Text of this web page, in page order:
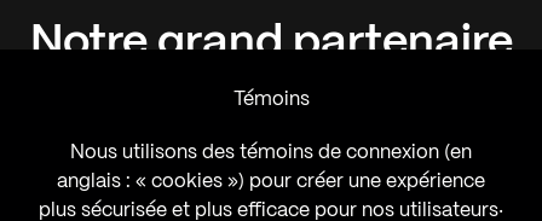
Notre grand partenaire
Témoins
Nous utilisons des témoins de connexion (en
anglais : « cookies ») pour créer une expérience
plus sécurisée et plus efficace pour nos utilisateurs‧